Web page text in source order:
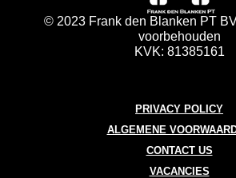
PRIVACY POLICY
ALGEMENE
CONTACT US
VACANCIES
© 2023 Frank den Blanken PT
voorbehouden
KVK: 81385161